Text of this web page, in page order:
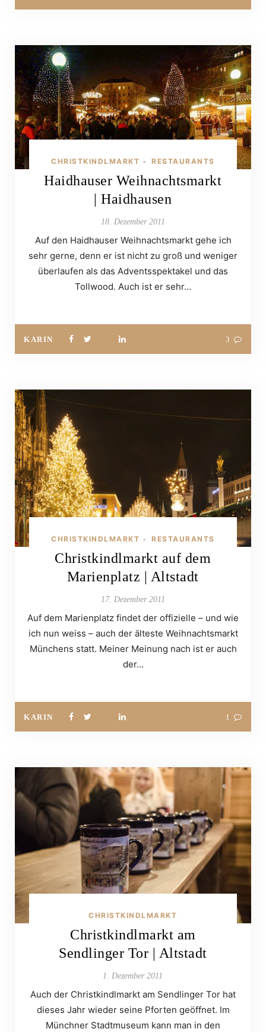
CHRISTKINDLMARKT • RESTAURANTS
Haidhauser Weihnachtsmarkt
| Haidhausen
18. Dezember 2011
Auf den Haidhauser Weihnachtsmarkt gehe ich
sehr gerne, denn er ist nicht zu groß und weniger
überlaufen als das Adventsspektakel und das
Tollwood. Auch ist er sehr…
KARIN 3
CHRISTKINDLMARKT • RESTAURANTS
Christkindlmarkt auf dem
Marienplatz | Altstadt
17. Dezember 2011
Auf dem Marienplatz findet der offizielle – und wie
ich nun weiss – auch der älteste Weihnachtsmarkt
Münchens statt. Meiner Meinung nach ist er auch
der…
KARIN 1
CHRISTKINDLMARKT
Christkindlmarkt am
Sendlinger Tor | Altstadt
1. Dezember 2011
Auch der Christkindlmarkt am Sendlinger Tor hat
dieses Jahr wieder seine Pforten geöffnet. Im
Münchner Stadtmuseum kann man in den